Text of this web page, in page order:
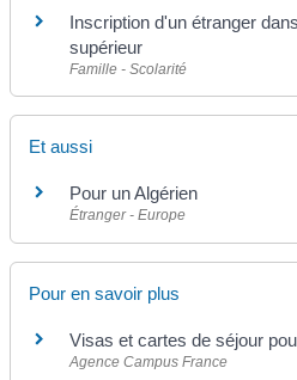
Inscription d'un étranger
supérieur
Famille - Scolarité
Et aussi
Pour un Algérien
Étranger - Europe
Pour en savoir plus
Visas et cartes de séjour
Agence Campus France